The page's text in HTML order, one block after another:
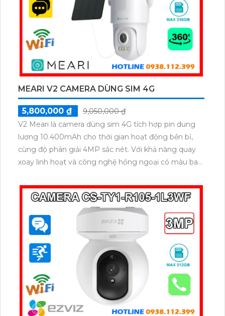
MEARI V2 CAMERA DÙNG SIM 4G
5,800,000 ₫
9,050,000 ₫
V2 Meari là camera dùng sim 4G tích hợp pin dung
lượng 10.400mAh cho thời gian hoạt động bền bỉ,
cùng độ phân giải 4MP sắc nét. Với khả năng quay
xoay linh hoạt và công nghệ hồng ngoại có màu ban
ảnh chân thực cả ngày lẫn đêm. Tích hợp đàm thoại
2 chiều, hỗ trợ thẻ nhớ đến 256GB – tất cả gói gọn
trong một chiếc camera thông minh, tiện dụng.